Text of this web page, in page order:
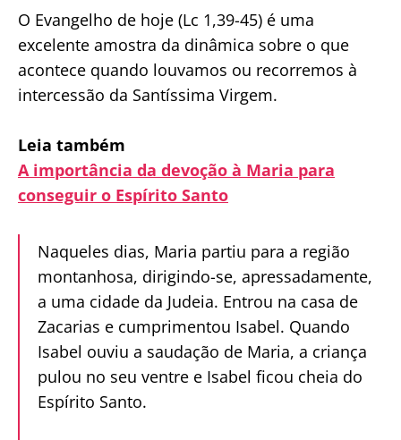
O Evangelho de hoje (Lc 1,39-45) é uma
excelente amostra da dinâmica sobre o que
acontece quando louvamos ou recorremos à
intercessão da Santíssima Virgem.
Leia também
A importância da devoção à Maria para
conseguir o Espírito Santo
Naqueles dias, Maria partiu para a região
montanhosa, dirigindo-se, apressadamente,
a uma cidade da Judeia. Entrou na casa de
Zacarias e cumprimentou Isabel. Quando
Isabel ouviu a saudação de Maria, a criança
pulou no seu ventre e Isabel ficou cheia do
Espírito Santo.